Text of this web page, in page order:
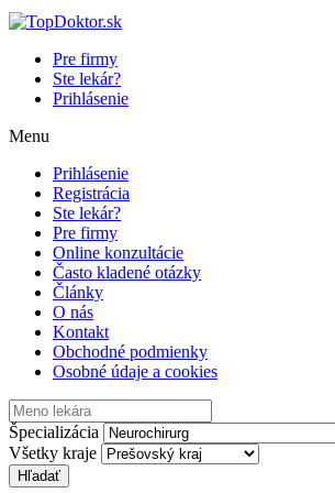
Pre firmy
Ste lekár?
Prihlásenie
Menu
Prihlásenie
Registrácia
Ste lekár?
Pre firmy
Online konzultácie
Často kladené otázky
Články
O nás
Kontakt
Obchodné podmienky
Osobné údaje a cookies
Špecializácia
Všetky kraje
Hľadať